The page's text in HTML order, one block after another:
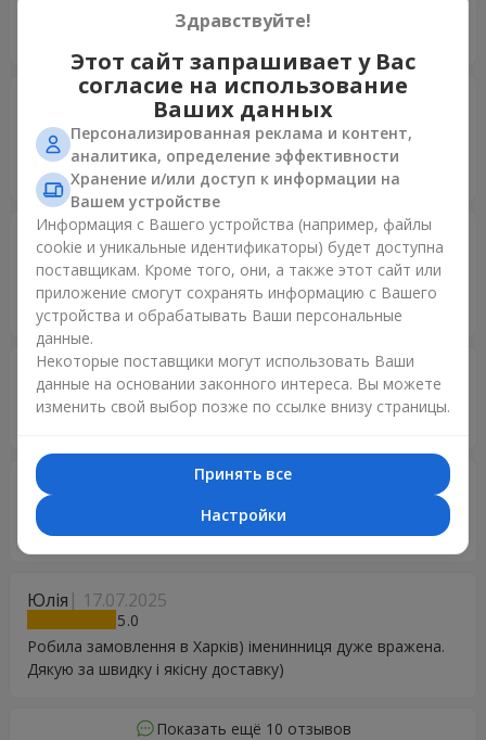
Дякую шановні за організацію подарунка! Ви кращі!!!
23.11.2025
Робив доставку з іншого континенту. Все зробили в
найкращому вигляді. Дякую велике.
Олександр 23.11.2025
5
Робив доставку з іншого континенту. Все зробили в
найкращому вигляді. Дякую велике.
Олександр 19.08.2025
5
Гарний вибір букетів, вчасно доставили.
Андрій
Замовляю не в перше, все супер, зручно, швидко ! Дякую
Юлія 17.07.2025
5
Робила замовлення в Харків) іменинниця дуже вражена.
Дякую за швидку і якісну доставку)
Показать ещё 10 отзывов
Здравствуйте!
Этот сайт запрашивает у Вас
согласие на использование
Ваших данных
Персонализированная реклама и контент,
аналитика, определение эффективности
Хранение и/или доступ к информации на
Вашем устройстве
Информация с Вашего устройства (например, файлы
cookie и уникальные идентификаторы) будет доступна
поставщикам. Кроме того, они, а также этот сайт или
приложение смогут сохранять информацию с Вашего
устройства и обрабатывать Ваши персональные
данные.
Некоторые поставщики могут использовать Ваши
данные на основании законного интереса. Вы можете
изменить свой выбор позже по ссылке внизу страницы.
Принять все
Настройки